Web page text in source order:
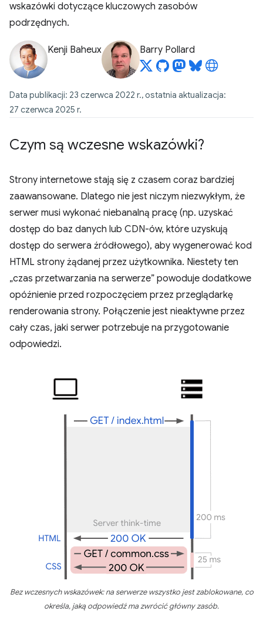
wskazówki dotyczące kluczowych zasobów
podrzędnych.
Kenji Baheux Barry Pollard
Data publikacji: 23 czerwca 2022 r., ostatnia aktualizacja:
27 czerwca 2025 r.
Czym są wczesne wskazówki?
Strony internetowe stają się z czasem coraz bardziej
zaawansowane. Dlatego nie jest niczym niezwykłym, że
serwer musi wykonać niebanalną pracę (np. uzyskać
dostęp do baz danych lub CDN-ów, które uzyskują
dostęp do serwera źródłowego), aby wygenerować kod
HTML strony żądanej przez użytkownika. Niestety ten
„czas przetwarzania na serwerze” powoduje dodatkowe
opóźnienie przed rozpoczęciem przez przeglądarkę
renderowania strony. Połączenie jest nieaktywne przez
cały czas, jaki serwer potrzebuje na przygotowanie
odpowiedzi.
Bez wczesnych wskazówek: na serwerze wszystko jest zablokowane, co
określa, jaką odpowiedź ma zwrócić główny zasób.